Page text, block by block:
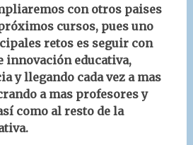
con otros paises
cursos, pues uno
retos es seguir con
innovación educativa,
y llegando cada vez a mas
a mas profesores y
como al resto de la